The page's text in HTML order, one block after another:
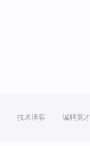
技术博客 诚聘英才